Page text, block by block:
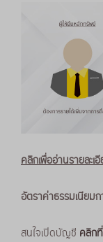
คลิกเพื่ออ่านรายละเ
อัตราค่าธรรมเนียม
สนใจเปิดบัญชี คลิก